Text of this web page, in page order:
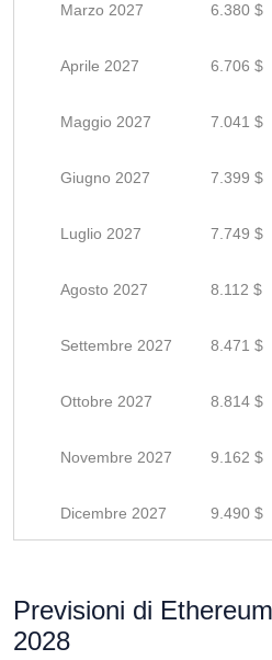
Marzo 2027 6.380 $
Aprile 2027 6.706 $
Maggio 2027 7.041 $
Giugno 2027 7.399 $
Luglio 2027 7.749 $
Agosto 2027 8.112 $
Settembre 2027 8.471 $
Ottobre 2027 8.814 $
Novembre 2027 9.162 $
Dicembre 2027 9.490 $
Previsioni di
2028